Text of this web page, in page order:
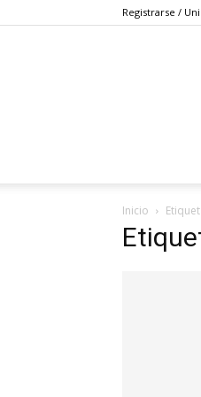
Registrarse /
Inicio